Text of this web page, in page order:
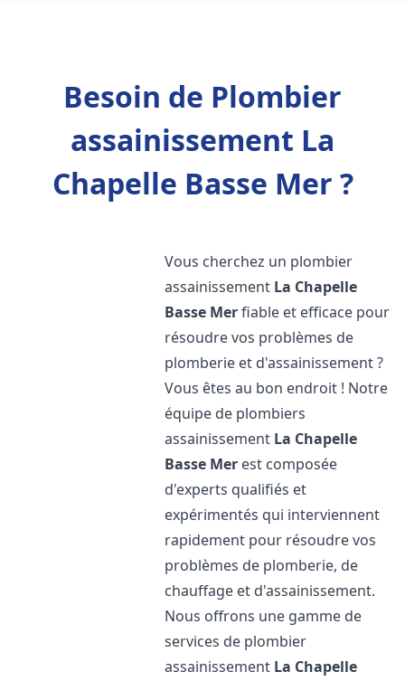
Besoin de Plombier
assainissement La
Chapelle Basse Mer ?
Vous cherchez un plombier
assainissement La Chapelle
Basse Merfiable et efficace pour
résoudre vos problèmes de
plomberie et d'assainissement ?
Vous êtes au bon endroit ! Notre
équipe de plombiers
assainissement La Chapelle
Basse Mer est composée
d'experts qualifiés et
expérimentés qui interviennent
rapidement pour résoudre vos
problèmes de plomberie, de
chauffage et d'assainissement.
Nous offrons une gamme de
services de plombier
assainissement La Chapelle